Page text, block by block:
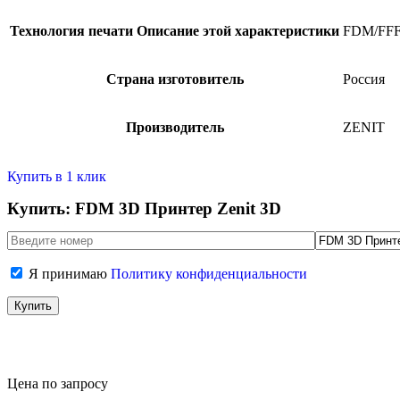
Технология печати Описание этой характеристики FDM/
Страна изготовитель Россия
Производитель ZENIT
Купить в 1 клик
Купить: FDM 3D Принтер Zenit 3D
Я принимаю Политику конфиденциальности
Цена по запросу